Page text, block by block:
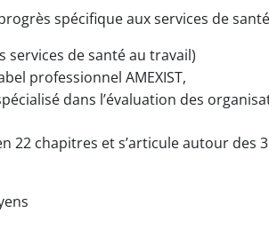
spécifique aux services de
services de santé au travail)
professionnel AMEXIST,
dans l’évaluation des
22 chapitres et s’articule autour des 3